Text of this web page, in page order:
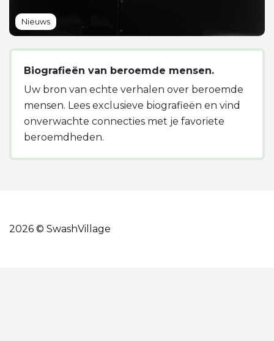
Nieuws
Biografieën van beroemde mensen.
Uw bron van echte verhalen over beroemde
mensen. Lees exclusieve biografieën en vind
onverwachte connecties met je favoriete
beroemdheden.
2026 © SwashVillage